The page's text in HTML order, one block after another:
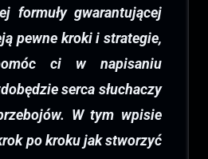
formuły gwarantującej
pewne kroki i strategie,
ci w napisaniu
serca słuchaczy
W tym wpisie
po kroku jak stworzyć